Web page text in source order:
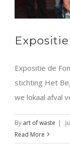
Expositie de
stichting Het
we lokaal afval
By art of waste |
Read More